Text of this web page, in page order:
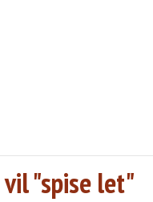
"spise let"